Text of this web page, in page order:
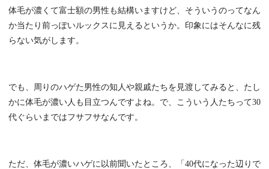
体毛が濃くて富士額の男性も結構いますけど、そういうのってなん
か当たり前っぽいルックスに見えるというか。印象にはそんなに残
らない気がします。
でも、周りのハゲた男性の知人や親戚たちを見渡してみると、たし
かに体毛が濃い人も目立つんですよね。で、こういう人たちって30
代ぐらいまではフサフサなんです。
ただ、体毛が濃いハゲに以前聞いたところ、「40代になった辺りで